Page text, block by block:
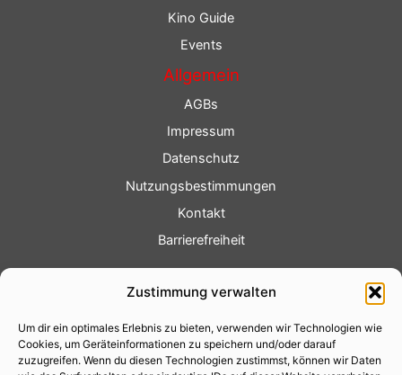
Zustimmung verwalten
Um dir ein optimales Erlebnis zu bieten, verwenden wir Technologien wie
Cookies, um Geräteinformationen zu speichern und/oder darauf
zuzugreifen. Wenn du diesen Technologien zustimmst, können wir Daten
Kino Guide
Events
Allgemein
AGBs
Impressum
Datenschutz
Nutzungsbestimmungen
Kontakt
Barrierefreiheit
Fotoservice
Videoservice
Werbung